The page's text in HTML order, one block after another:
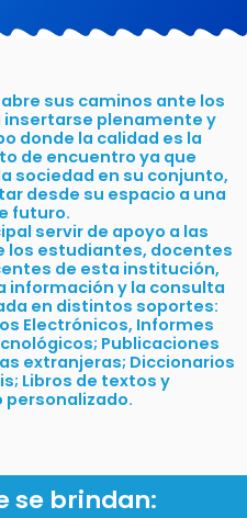
sus caminos ante los
plenamente y
donde la calidad es la
de encuentro ya que
sociedad en su conjunto,
desde su espacio a una
futuro.
servir de apoyo a las
los estudiantes, docentes
de esta institución,
información y la consulta
en distintos soportes:
Electrónicos, Informes
Publicaciones
extranjeras; Diccionarios
Libros de textos y
se brindan: